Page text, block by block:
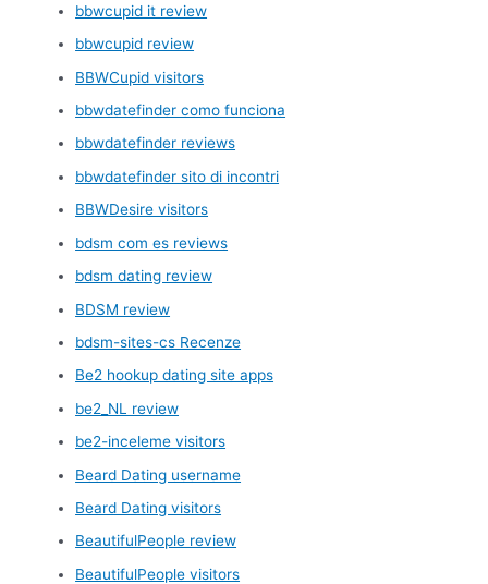
bbwcupid it review
bbwcupid review
BBWCupid visitors
bbwdatefinder como funciona
bbwdatefinder reviews
bbwdatefinder sito di incontri
BBWDesire visitors
bdsm com es reviews
bdsm dating review
BDSM review
bdsm-sites-cs Recenze
Be2 hookup dating site apps
be2_NL review
be2-inceleme visitors
Beard Dating username
Beard Dating visitors
BeautifulPeople review
BeautifulPeople visitors